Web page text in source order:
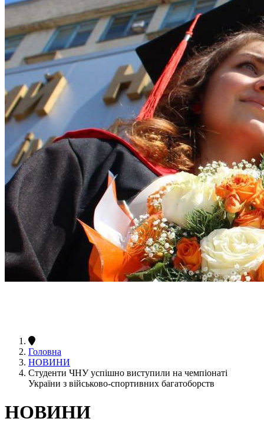
Головна
НОВИНИ
Студенти ЧНУ успішно виступили на чемпіонаті
України з військово-спортивних багатоборств
НОВИНИ